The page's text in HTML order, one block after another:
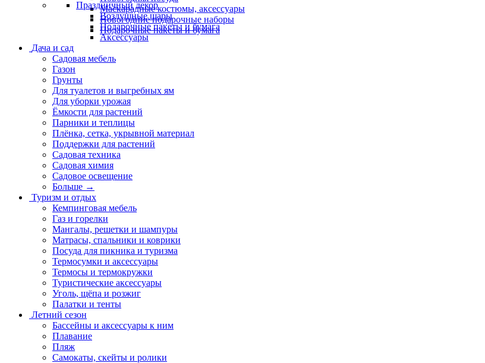
Маскарадные костюмы, аксессуары
Новогодние подарочные наборы
Подарочные пакеты и бумага
Праздничный декор
Воздушные шары
Подарочные пакеты и бумага
Аксессуары
Дача и сад
Садовая мебель
Газон
Грунты
Для туалетов и выгребных ям
Для уборки урожая
Ёмкости для растений
Парники и теплицы
Плёнка, сетка, укрывной материал
Поддержки для растений
Садовая техника
Садовая химия
Садовое освещение
Больше →
Туризм и отдых
Кемпинговая мебель
Газ и горелки
Мангалы, решетки и шампуры
Матрасы, cпальники и коврики
Посуда для пикника и туризма
Термосумки и аксессуары
Термосы и термокружки
Туристические аксессуары
Уголь, щёпа и розжиг
Палатки и тенты
Летний сезон
Бассейны и аксессуары к ним
Плавание
Пляж
Самокаты, скейты и ролики